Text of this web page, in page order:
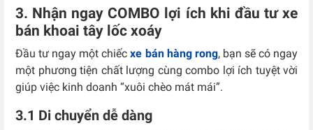
3. Nhận ngay COMBO lợi ích khi đầu tư xe
bán khoai tây lốc xoáy
Đầu tư ngay một chiếcxe bán hàng rong, bạn sẽ có ngay
một phương tiện chất lượng cùng combo lợi ích tuyệt vời
giúp việc kinh doanh “xuôi chèo mát mái”.
3.1 Di chuyển dễ dàng